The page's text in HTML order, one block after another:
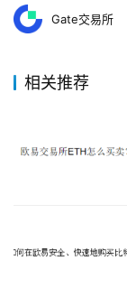
Gate交易所
相关推荐